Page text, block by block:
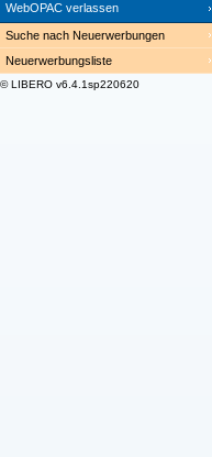
WebOPAC verlassen
Suche nach Neuerwerbungen
Neuerwerbungsliste
© LIBERO v6.4.1sp220620